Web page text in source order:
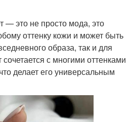
— это не просто мода, это
оттенку кожи и может быть
образа, так и для
с многими оттенками
делает его универсальным